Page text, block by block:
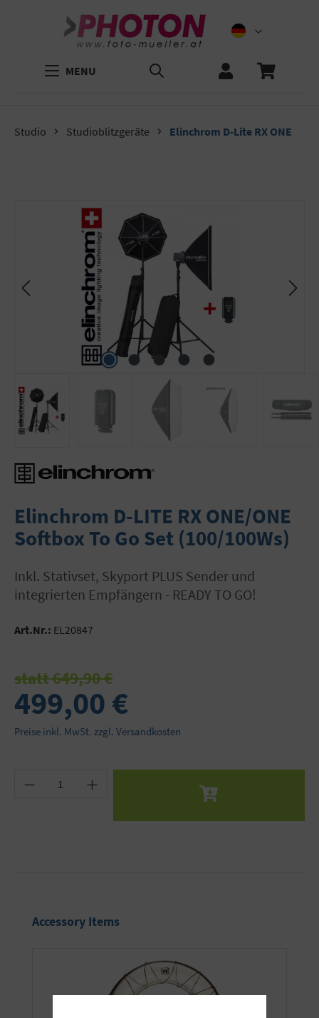
MENU
Studio Studioblitzgeräte Elinchrom D-Lite RX ONE
Bildergalerie überspringen
Elinchrom D-LITE RX ONE/ONE
Softbox To Go Set (100/100Ws)
inkl. Stativset, Skyport PLUS Sender und
integrierten Empfängern - READY TO GO!
Art.Nr.: EL20847
statt 649,90 €
499,00 €
Preise inkl. MwSt. zzgl. Versandkosten
Produkt Anzahl: Gib den gewünschten Wert
Produktgalerie überspringen
Accessory Items